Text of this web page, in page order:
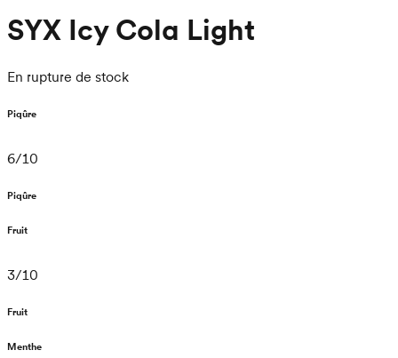
SYX Icy Cola Light
En rupture de stock
Piqûre
6/10
Piqûre
Fruit
3/10
Fruit
Menthe